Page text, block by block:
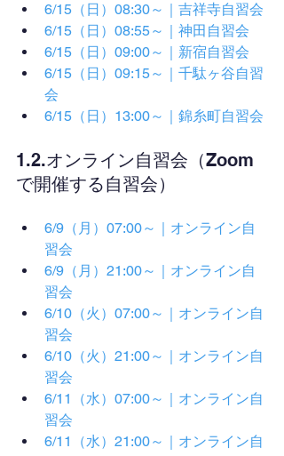
6/15（日）08:30～｜吉祥寺自習会
6/15（日）08:55～｜神田自習会
6/15（日）09:00～｜新宿自習会
6/15（日）09:15～｜千駄ヶ谷自習
会
6/15（日）13:00～｜錦糸町自習会
1.2.オンライン自習会（Zoom
で開催する自習会）
6/9（月）07:00～｜オンライン自
習会
6/9（月）21:00～｜オンライン自
習会
6/10（火）07:00～｜オンライン自
習会
6/10（火）21:00～｜オンライン自
習会
6/11（水）07:00～｜オンライン自
習会
6/11（水）21:00～｜オンライン自